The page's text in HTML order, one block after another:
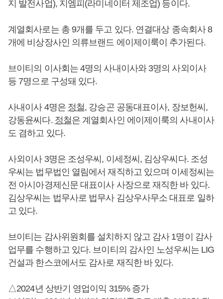
지 발전사업), 지엠피(라미네이터 제조업) 등이다.
계열회사로는 총 9개를 두고 있다. 연결대상 종속회사 8
개에 비상장사인 의류브랜드 에이제이룩이 추가된다.
브이티의 이사회는 4명의 사내이사와 3명의 사외이사
등 7명으로 구성돼 있다.
사내이사 4명은 정철, 강승곤 공동대표이사, 장보헌씨,
강동윤씨다. 정철은 계열회사인 에이제이룩의 사내이사
도 겸하고 있다.
사외이사 3명은 조성우씨, 이세정씨, 김상우씨다. 조성
우씨는 법무법인 열림에서 재직하고 있으며 이세정씨는
전 아시아경제신문 대표이사 사장으로 재직한 바 있다.
김상우씨는 법무사로 법무사 김상우사무소 대표로 일하
고 있다.
브이티는 감사위원회를 설치하지 않고 감사 1명이 감사
업무를 수행하고 있다. 브이티의 감사인 노성우씨는 LIG
건설과 한스코에서도 감사로 재직한 바 있다.
△2024년 상반기 영업이익 315% 증가